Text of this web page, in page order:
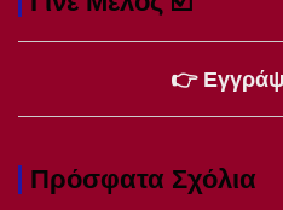
👉
Πρόσφατα Σχόλια